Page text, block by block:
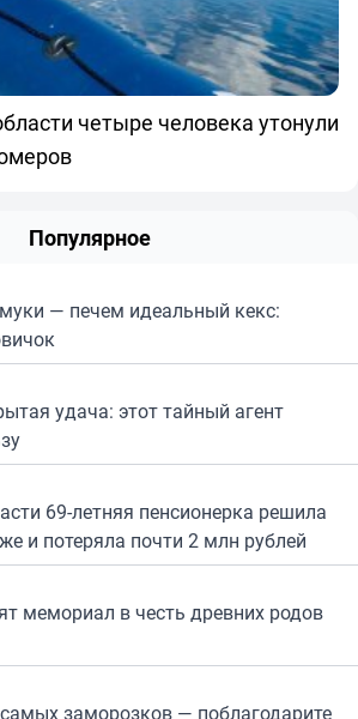
четыре человека утонули
Популярное
— печем идеальный кекс:
удача: этот тайный агент
69-летняя пенсионерка решила
и потеряла почти 2 млн рублей
мемориал в честь древних родов
заморозков — поблагодарите